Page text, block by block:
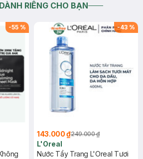
RIÊNG CHO BẠN
-55 % -43 %
143.000 ₫249.000 ₫
L'Oreal
Nước Tẩy Trang L'Oreal Tươi